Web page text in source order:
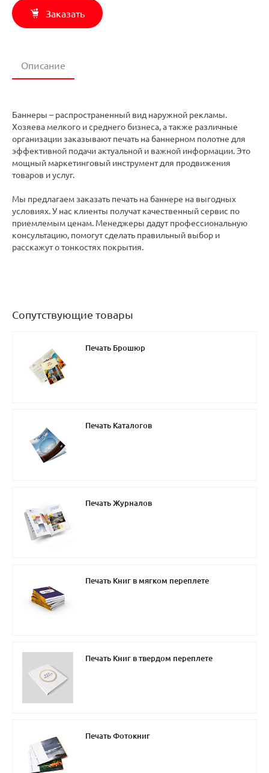
Заказать
Описание
Баннеры – распространенный вид наружной рекламы.
Хозяева мелкого и среднего бизнеса, а также различные
организации заказывают печать на баннерном полотне для
эффективной подачи актуальной и важной информации. Это
мощный маркетинговый инструмент для продвижения
товаров и услуг.
Мы предлагаем заказать печать на баннере на выгодных
условиях. У нас клиенты получат качественный сервис по
приемлемым ценам. Менеджеры дадут профессиональную
консультацию, помогут сделать правильный выбор и
расскажут о тонкостях покрытия.
Сопутствующие товары
Печать Брошюр
Печать Каталогов
Печать Журналов
Печать Книг в мягком переплете
Печать Книг в твердом переплете
Печать Фотокниг